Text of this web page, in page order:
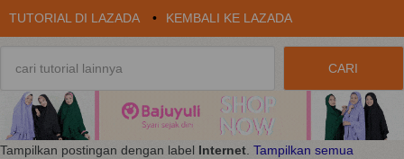
TUTORIAL DI LAZADA • KEMBALI KE LAZADA
Tampilkan postingan dengan label Internet. Tampilkan semua